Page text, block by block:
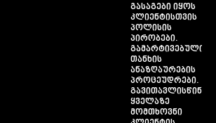
გასაგები იყოს
კლიენტისთვის
პოლისის
პირობები.
გამარტივებულია
თანხის
ანაზღაურების
პროცეუდრები.
გავითავლისწინეთ
ყველაზე
მომთხოვნი